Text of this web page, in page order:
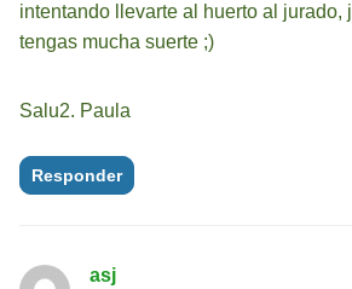
intentando llevarte al huerto al jurado,
tengas mucha suerte ;)
Salu2. Paula
Responder
asj